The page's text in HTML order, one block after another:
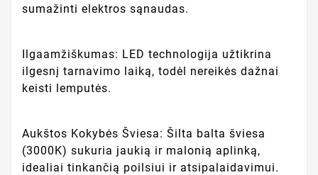
sumažinti elektros sąnaudas.
Ilgaamžiškumas: LED technologija užtikrina
ilgesnį tarnavimo laiką, todėl nereikės dažnai
keisti lemputės.
Aukštos Kokybės Šviesa: Šilta balta šviesa
(3000K) sukuria jaukią ir malonią aplinką,
idealiai tinkančią poilsiui ir atsipalaidavimui.